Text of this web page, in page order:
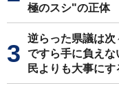
極のスシ"の正体
逆らった県議は
ですら手に負えな
民よりも大事にす